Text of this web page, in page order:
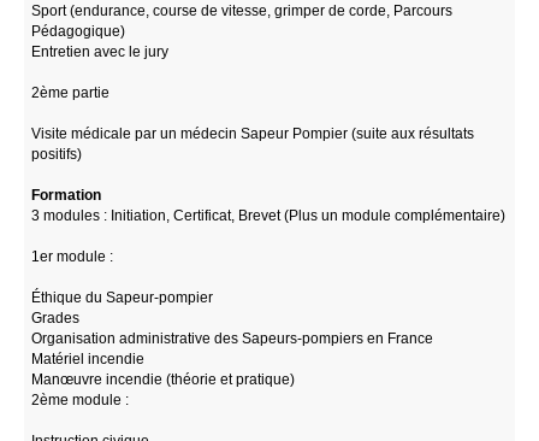
Sport (endurance, course de vitesse, grimper de corde, Parcours
Pédagogique)
Entretien avec le jury
2ème partie
Visite médicale par un médecin Sapeur Pompier (suite aux résultats
positifs)
Formation
3 modules : Initiation, Certificat, Brevet (Plus un module complémentaire)
1er module :
Éthique du Sapeur-pompier
Grades
Organisation administrative des Sapeurs-pompiers en France
Matériel incendie
Manœuvre incendie (théorie et pratique)
2ème module :